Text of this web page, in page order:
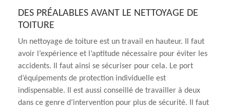
DES PRÉALABLES AVANT LE NETTOYAGE DE
TOITURE
Un nettoyage de toiture est un travail en hauteur. Il faut
avoir l’expérience et l’aptitude nécessaire pour éviter les
accidents. Il faut ainsi se sécuriser pour cela. Le port
d’équipements de protection individuelle est
indispensable. Il est aussi conseillé de travailler à deux
dans ce genre d’intervention pour plus de sécurité. Il faut